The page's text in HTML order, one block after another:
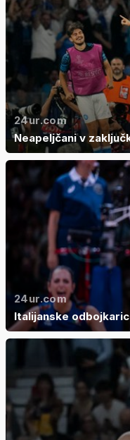
24ur.com
Neapeljčani v
24ur.com
Italijanske